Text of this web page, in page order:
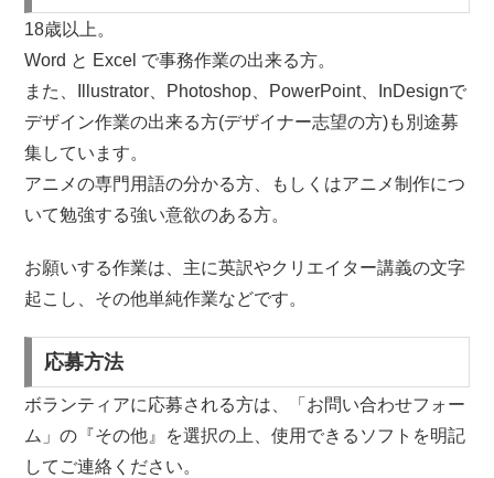
18歳以上。
Word と Excel で事務作業の出来る方。
また、Illustrator、Photoshop、PowerPoint、InDesignで
デザイン作業の出来る方(デザイナー志望の方)も別途募
集しています。
アニメの専門用語の分かる方、もしくはアニメ制作につ
いて勉強する強い意欲のある方。
お願いする作業は、主に英訳やクリエイター講義の文字
起こし、その他単純作業などです。
応募方法
ボランティアに応募される方は、「お問い合わせフォー
ム」の『その他』を選択の上、使用できるソフトを明記
してご連絡ください。